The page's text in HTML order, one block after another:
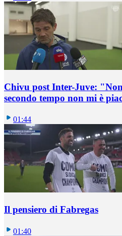
Chivu post Inter-Juve:
secondo tempo non mi è
01:44
Il pensiero di Fabregas
01:40